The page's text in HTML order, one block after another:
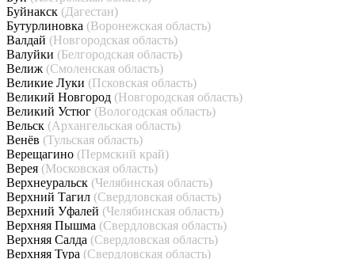
Буйнакск (Дагестан)
Бутурлиновка (Воронежская область)
Валдай (Новгородская область)
Валуйки (Белгородская область)
Велиж (Смоленская область)
Великие Луки (Псковская область)
Великий Новгород (Новгородская область)
Великий Устюг (Вологодская область)
Вельск (Архангельская область)
Венёв (Тульская область)
Верещагино (Пермский край)
Верея (Московская область)
Верхнеуральск (Челябинская область)
Верхний Тагил (Свердловская область)
Верхний Уфалей (Челябинская область)
Верхняя Пышма (Свердловская область)
Верхняя Салда (Свердловская область)
Верхняя Тура (Свердловская область)